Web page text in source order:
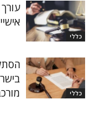
כללי
כללי